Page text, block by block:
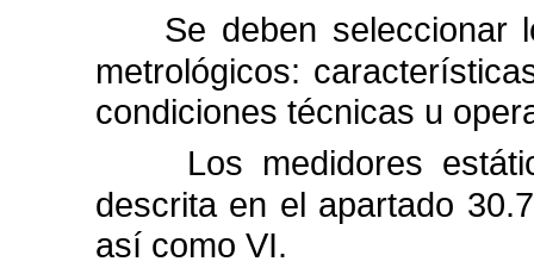
Se deben seleccionar
metrológicos:
condiciones técnicas u
Los medidores
descrita en el apartado
así como VI.